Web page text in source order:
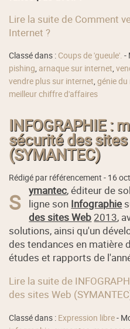
Lire la suite de Comment
Internet ?
Classé dans : Coups de 'gueule'. -
pishing, arnaque sur internet,
vendre plus sur internet,génie
meilleur chiffre d'affaires
INFOGRAPHIE :
sécurité des
(SYMANTEC)
Rédigé par référencement - 16
S ymantec, éditeur de
ligne son Infographie
des sites Web2013,
solutions, ainsi qu'un
des tendances en matière
études et rapports de
Lire la suite de
des sites Web
Classé dans : Expression libre-